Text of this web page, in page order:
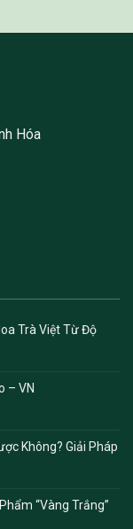
Hóa
Trà Việt Từ Độ
– VN
Không? Giải Pháp
“Vàng Trắng”